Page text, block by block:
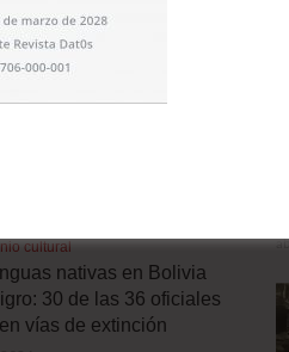
cultural
nativas en Bolivia
30 de las 36 oficiales
vías de extinción